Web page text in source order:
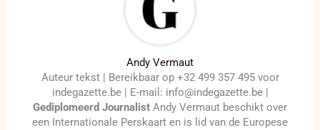
Andy Vermaut
Auteur tekst | Bereikbaar op +32 499 357 495 voor
indegazette.be | E-mail: info@indegazette.be |
Gediplomeerd Journalist Andy Vermaut beschikt over
een Internationale Perskaart en is lid van de Europese